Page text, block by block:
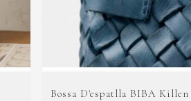
Bossa D'espatlla BIBA